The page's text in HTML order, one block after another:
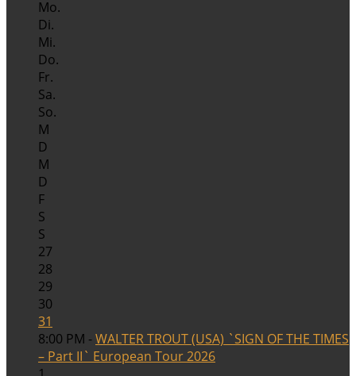
Mo.
Di.
Mi.
Do.
Fr.
Sa.
So.
M
D
M
D
F
S
S
27
28
29
30
31
8:00 PM -WALTER TROUT (USA) `SIGN OF THE TIMES
– Part II` European Tour 2026